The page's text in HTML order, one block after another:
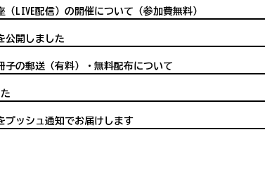
LIVE配信）の開催について（参加費無料）
公開しました
の郵送（有料）・無料配布について
プッシュ通知でお届けします